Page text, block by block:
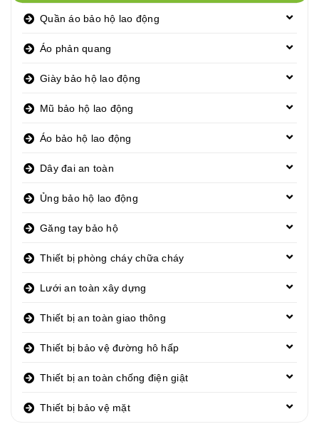
Quần áo bảo hộ lao động
Áo phản quang
Giày bảo hộ lao động
Mũ bảo hộ lao động
Áo bảo hộ lao động
Dây đai an toàn
Ủng bảo hộ lao động
Găng tay bảo hộ
Thiết bị phòng cháy chữa cháy
Lưới an toàn xây dựng
Thiết bị an toàn giao thông
Thiết bị bảo vệ đường hô hấp
Thiết bị an toàn chống điện giật
Thiết bị bảo vệ mặt